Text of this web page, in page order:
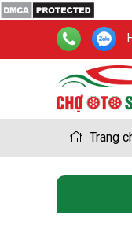
Trang